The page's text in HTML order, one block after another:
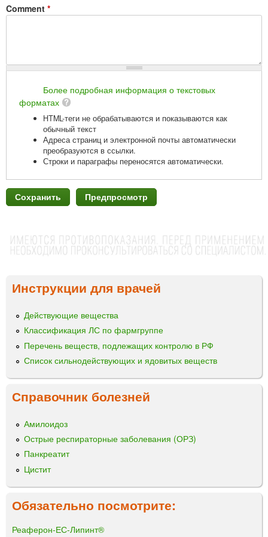
Comment *
Более подробная информация о текстовых
форматах
HTML-теги не обрабатываются и показываются как
обычный текст
Адреса страниц и электронной почты автоматически
преобразуются в ссылки.
Строки и параграфы переносятся автоматически.
Инструкции для врачей
Действующие вещества
Классификация ЛС по фармгруппе
Перечень веществ, подлежащих контролю в РФ
Список сильнодействующих и ядовитых веществ
Справочник болезней
Амилоидоз
Острые респираторные заболевания (ОРЗ)
Панкреатит
Цистит
Обязательно посмотрите:
Реаферон-ЕС-Липинт®